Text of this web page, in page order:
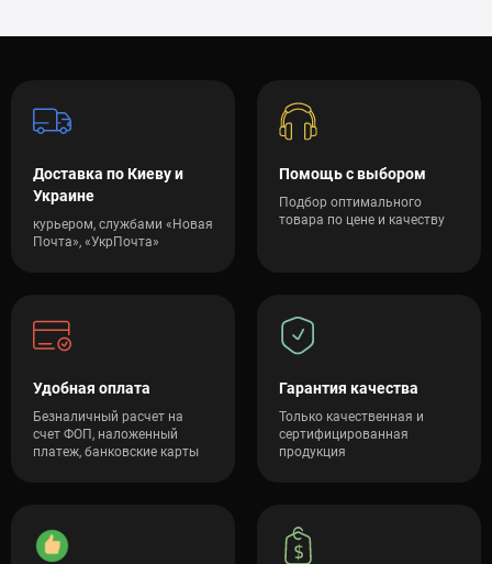
Доставка по Киеву и
Украине
курьером, службами «Новая
Почта», «УкрПочта»
Помощь с выбором
Подбор оптимального
товара по цене и качеству
Удобная оплата
Безналичный расчет на
счет ФОП, наложенный
платеж, банковские карты
Гарантия качества
Только качественная и
сертифицированная
продукция